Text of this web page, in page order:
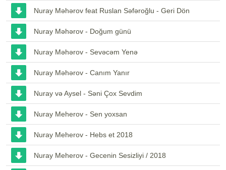
Nuray Məhərov feat Ruslan Səfəroğlu - Geri Dön
Nuray Məhərov - Doğum günü
Nuray Məhərov - Sevəcəm Yenə
Nuray Məhərov - Canım Yanır
Nuray və Aysel - Səni Çox Sevdim
Nuray Meherov - Sen yoxsan
Nuray Meherov - Hebs et 2018
Nuray Meherov - Gecenin Sesizliyi / 2018